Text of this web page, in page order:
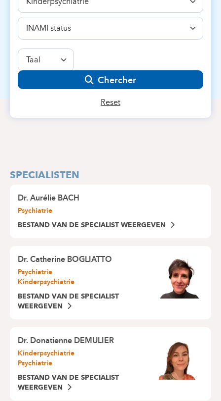
INAMI
status
Taal
Chercher
Reset
SPECIALISTEN
Dr.Aurélie BACH
Psychiatrie
BESTAND VAN DE SPECIALIST WEERGEVEN
Dr.Catherine BOGLIATTO
Psychiatrie
Kinderpsychiatrie
BESTAND VAN DE SPECIALIST
WEERGEVEN
Dr.Donatienne DEMULIER
Kinderpsychiatrie
Psychiatrie
BESTAND VAN DE SPECIALIST
WEERGEVEN